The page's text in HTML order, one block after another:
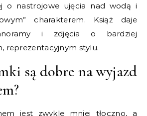
o nastrojowe ujęcia nad wodą i
charakterem. Książ daje
i zdjęcia o bardziej
reprezentacyjnym stylu.
są dobre na wyjazd
jest zwykle mniej tłoczno, a